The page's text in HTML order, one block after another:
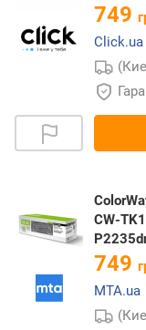
749
Click.ua
CW-
749
MTA.ua